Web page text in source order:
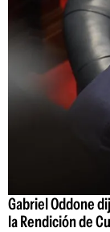
Gabriel Oddone
la Rendición de